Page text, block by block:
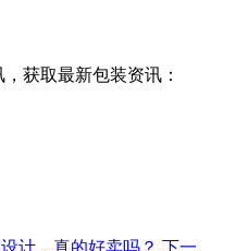
获取最新包装资讯：
计，真的好卖吗？ 下一